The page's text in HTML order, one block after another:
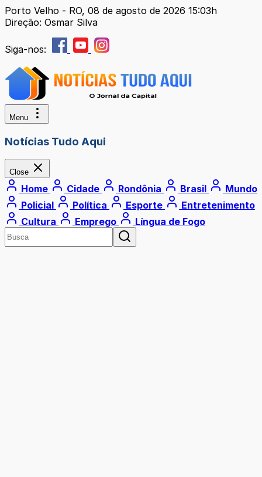
Porto Velho - RO, 08 de agosto de 2026 15:03h
Direção: Osmar Silva
Siga-nos:
Menu
Notícias Tudo Aqui
Close
Home Cidade Rondônia Brasil
Mundo
Policial
Política Esporte
Entretenimento
Cultura
Emprego Língua de Fogo